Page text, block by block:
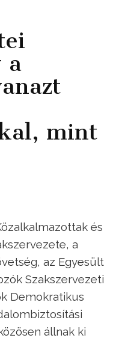
a
mint
és
a
az Egyesült
Szakszervezeti
Demokratikus
állnak ki